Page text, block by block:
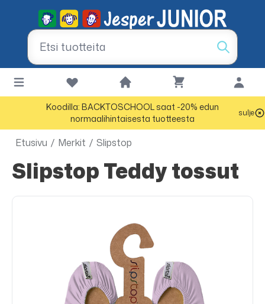
Koodilla: BACKTOSCHOOL saat -20% edun
normaalihintaisesta tuotteesta
sulje
Etusivu / Merkit / Slipstop
Slipstop Teddy tossut